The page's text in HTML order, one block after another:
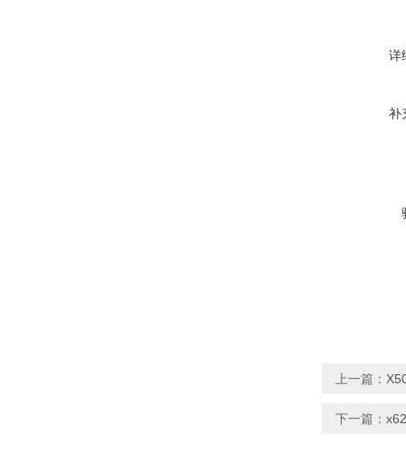
详
补
上一篇：
下一篇：